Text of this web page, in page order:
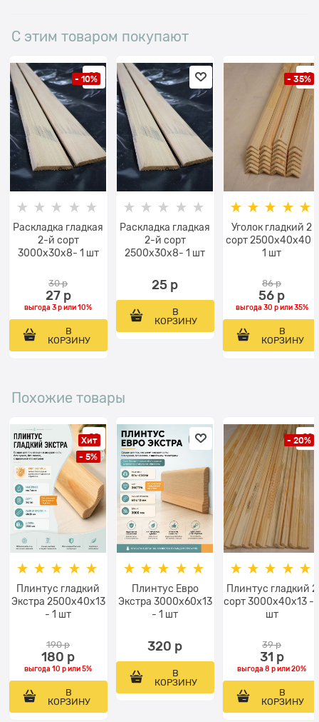
С этим товаром покупают
- 10%
Раскладка гладкая
2-й сорт
3000x30x8- 1 шт
30 р
27 р
выгода3 рили10%
В
КОРЗИНУ
Раскладка гладкая
2-й сорт
2500x30x8- 1 шт
25 р
В
КОРЗИНУ
- 35%
Уголок гладкий 2
сорт 2500x40x40 -
1 шт
86 р
56 р
выгода 30 рили35%
В
КОРЗИНУ
Похожие товары
Хит
- 5%
Плинтус гладкий
Экстра 2500x40х13
- 1 шт
190 р
180 р
выгода10 рили5%
В
КОРЗИНУ
Плинтус Евро
Экстра 3000x60х13
- 1 шт
320 р
В
КОРЗИНУ
- 20%
Плинтус гладкий 2
сорт 3000х40х13 -
шт
39 р
31 р
выгода8 рили20%
В
КОРЗИНУ